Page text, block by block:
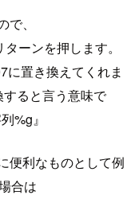
、
ーンを押します。
置き換えてくれま
ると言う意味で
%g』
便利なものとして例
合は